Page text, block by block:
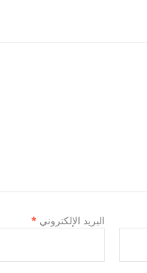
البريد الإلكتروني *